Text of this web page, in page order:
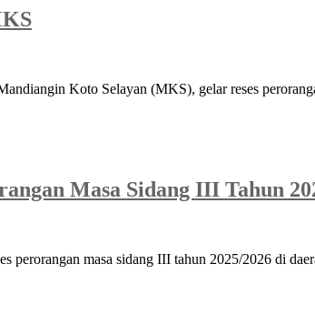
Koto Selayan (MKS), gelar reses
Masa Sidang III Tahun
masa sidang III tahun 2025/2026 di